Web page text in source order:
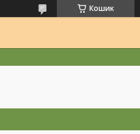
Кошик